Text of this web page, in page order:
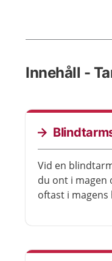
Innehåll -
Vid en
du ont i magen
oftast i
sjuka är